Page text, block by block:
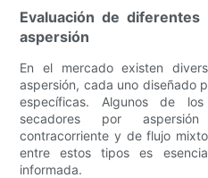
Evaluación de
aspersión
En el mercado existen
aspersión, cada uno diseñado
específicas. Algunos de
secadores por
contracorriente y de flujo
entre estos tipos es
informada.